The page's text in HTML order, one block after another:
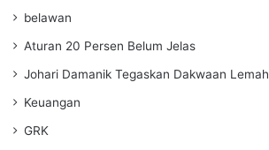
belawan
Aturan 20 Persen Belum Jelas
Johari Damanik Tegaskan Dakwaan Lemah
Keuangan
GRK